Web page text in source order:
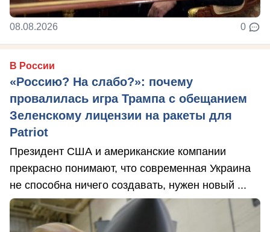
08.08.2026 0
В России
«Россию? На слабо?»: почему
провалилась игра Трампа с обещанием
Зеленскому лицензии на ракеты для
Patriot
Президент США и американские компании
прекрасно понимают, что современная Украина
не способна ничего создавать, нужен новый ...